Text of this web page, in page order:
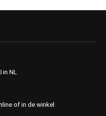
in NL
of in de winkel